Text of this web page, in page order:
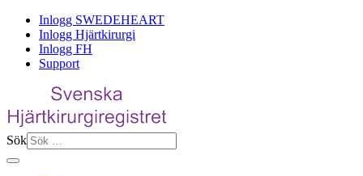
Inlogg SWEDEHEART
Inlogg Hjärtkirurgi
Inlogg FH
Support
Sök